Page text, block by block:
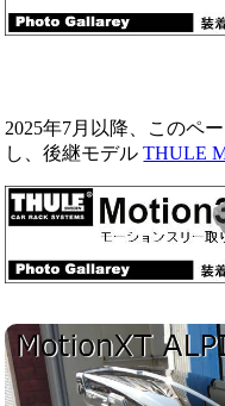
2025年7月以降、このペ
し、後継モデルTHULE